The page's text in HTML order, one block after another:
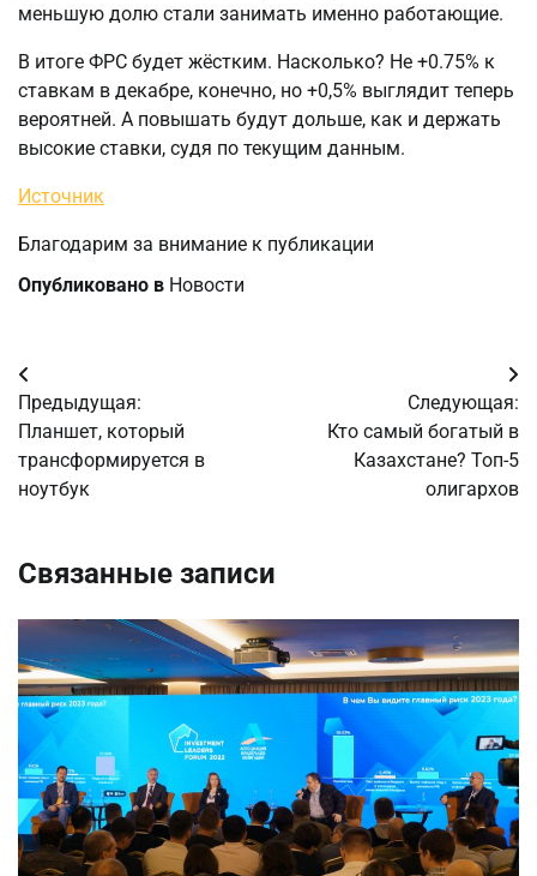
меньшую долю стали занимать именно работающие.
В итоге ФРС будет жёстким. Насколько? Не +0.75% к
ставкам в декабре, конечно, но +0,5% выглядит теперь
вероятней. А повышать будут дольше, как и держать
высокие ставки, судя по текущим данным.
Источник
Благодарим за внимание к публикации
Опубликовано в Новости
Навигация
по
записям
Предыдущая:
Планшет, который
трансформируется в
ноутбук
Следующая:
Кто самый богатый в
Казахстане? Топ-5
олигархов
Связанные записи